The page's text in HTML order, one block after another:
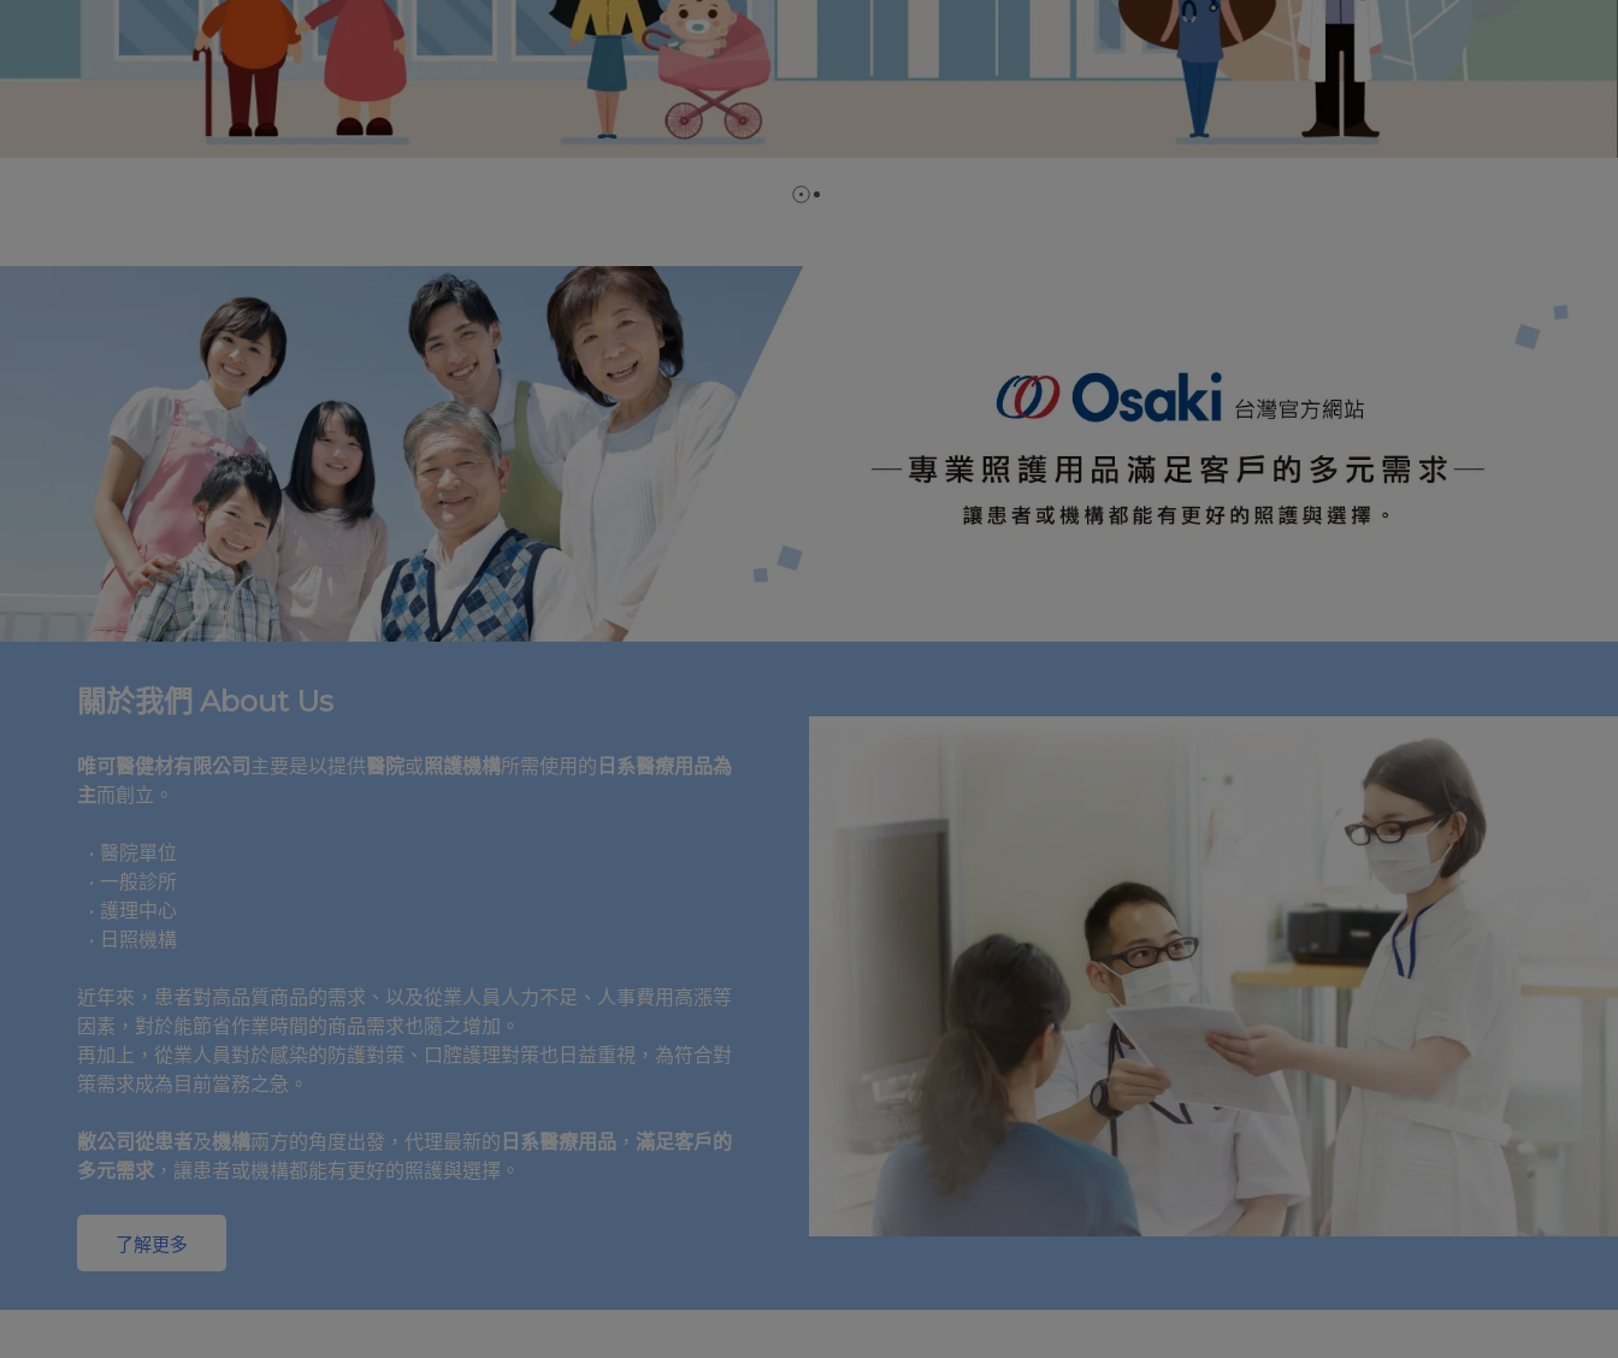
關於我們 About Us
唯可醫健材有限公司 主要是以提供醫院或照護機構所需使用的 日系醫療用品為
主而創立。
醫院單位
一般診所
護理中心
日照機構
近年來，患者對高品質商品的需求、以及從業人員人力不足、人事費用高漲等
因素，對於能節省作業時間的商品需求也隨之增加。
再加上，從業人員對於感染的防護對策、口腔護理對策也日益重視，為符合對
策需求成為目前當務之急。
敝公司從患者及機構兩方的角度出發，代理最新的 日系醫療用品 ， 滿足客戶的
多元需求 ，讓患者或機構都能有更好的照護與選擇。
了解更多